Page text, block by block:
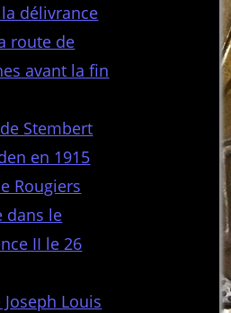
délivrance
route de
avant la fin
Stembert
en 1915
Rougiers
dans le
II le 26
Louis